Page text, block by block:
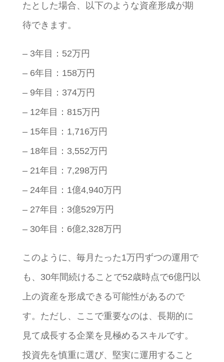
たとした場合、以下のような資産形成が期
待できます。
– 3年目：52万円
– 6年目：158万円
– 9年目：374万円
– 12年目：815万円
– 15年目：1,716万円
– 18年目：3,552万円
– 21年目：7,298万円
– 24年目：1億4,940万円
– 27年目：3億529万円
– 30年目：6億2,328万円
このように、毎月たった1万円ずつの運用で
も、30年間続けることで52歳時点で6億円以
上の資産を形成できる可能性があるので
す。ただし、ここで重要なのは、長期的に
見て成長する企業を見極めるスキルです。
投資先を慎重に選び、堅実に運用すること